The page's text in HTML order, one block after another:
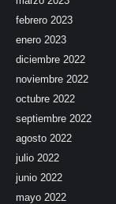
febrero 2023
enero 2023
diciembre 2022
noviembre 2022
octubre 2022
septiembre 2022
agosto 2022
julio 2022
junio 2022
mayo 2022